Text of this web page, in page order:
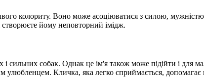
колориту. Воно може асоціюватися з силою, мужністю
створюєте йому неповторний імідж.
сильних собак. Однак це ім'я також може підійти і для
Кличка, яка легко сприймається,